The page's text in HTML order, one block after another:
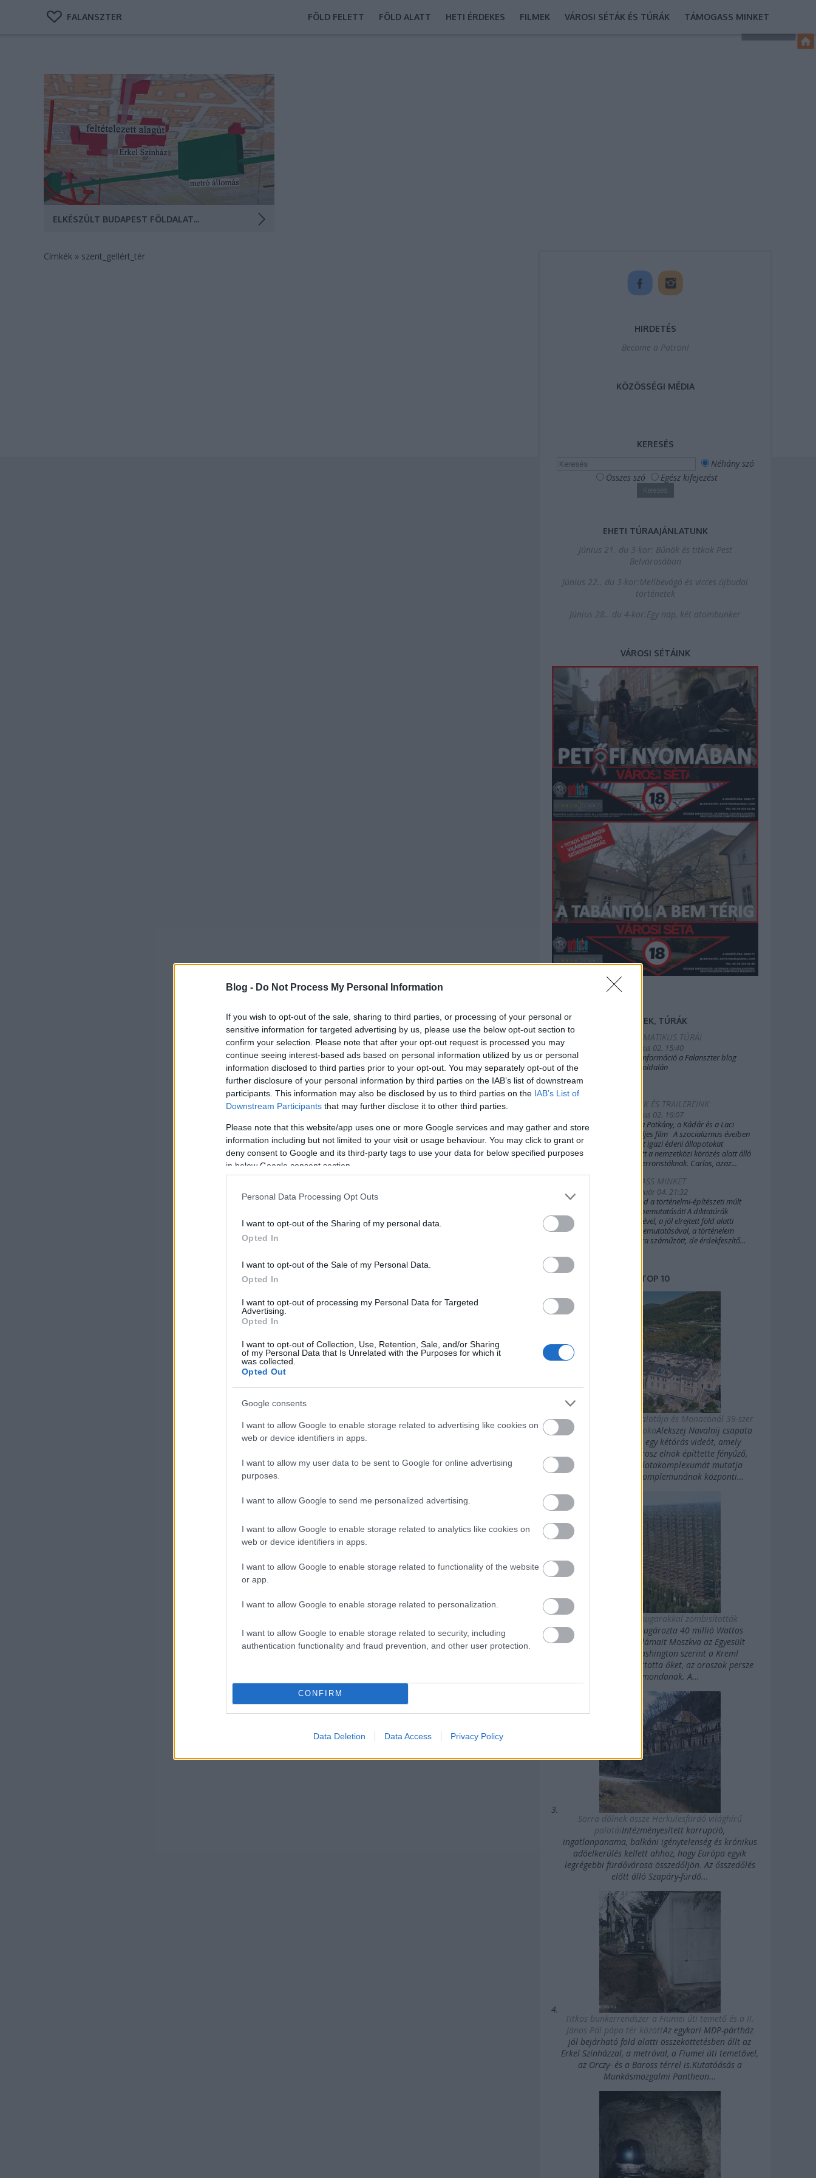
Blog - Do Not Process My Personal Information
If you wish to opt-out of the sale, sharing to third parties, or processing of your personal or
sensitive information for targeted advertising by us, please use the below opt-out section to
confirm your selection. Please note that after your opt-out request is processed you may
continue seeing interest-based ads based on personal information utilized by us or personal
information disclosed to third parties prior to your opt-out. You may separately opt-out of the
further disclosure of your personal information by third parties on the IAB’s list of downstream
participants. This information may also be disclosed by us to third parties on the IAB’s List of
Downstream Participants that may further disclose it to other third parties.
Please note that this website/app uses one or more Google services and may gather and store
information including but not limited to your visit or usage behaviour. You may click to grant or
deny consent to Google and its third-party tags to use your data for below specified purposes
in below Google consent section.
Personal Data Processing Opt Outs
I want to opt-out of the Sharing of my personal data.
Opted In
I want to opt-out of the Sale of my Personal Data.
Opted In
I want to opt-out of processing my Personal Data for Targeted
Advertising.
Opted In
I want to opt-out of Collection, Use, Retention, Sale, and/or Sharing
of my Personal Data that Is Unrelated with the Purposes for which it
was collected.
Opted Out
Google consents
I want to allow Google to enable storage related to advertising like cookies on
web or device identifiers in apps.
I want to allow my user data to be sent to Google for online advertising
purposes.
I want to allow Google to send me personalized advertising.
I want to allow Google to enable storage related to analytics like cookies on
web or device identifiers in apps.
I want to allow Google to enable storage related to functionality of the website
or app.
I want to allow Google to enable storage related to personalization.
I want to allow Google to enable storage related to security, including
authentication functionality and fraud prevention, and other user protection.
CONFIRM
Data Deletion Data Access Privacy Policy
FALANSZTER FÖLD FELETT FÖLD ALATT HETI ÉRDEKES FILMEK VÁROSI SÉTÁK ÉS TÚRÁK TÁMOGASS MINKET
Az interaktív térképen nemcsak Horthy
kormányóvóhelye, Rákosi atombunkere, a Gellérthegy
járatai, hanem számos olyan objektum is szerepel,
amelyeket a katonaság még ma is használ.
ELKÉSZÜLT BUDAPEST FÖLDALATTI VILÁGA 3D-BEN
Címkék » szent_gellért_tér
HIRDETÉS
Become a Patron!
KÖZÖSSÉGI MÉDIA
KERESÉS
Néhány szó
Összes szó
Egész kifejezést
EHETI TÚRAAJÁNLATUNK
Június 21. du 3-kor: Bűnök és titkok Pest
Belvárosában
Június 22.. du 3-kor:Mellbevágó és vicces újbudai
történetek
Június 28.. du 4-kor:Egy nap, két atombunker
VÁROSI SÉTÁINK
FILMEK, TÚRÁK
2025.TEMATIKUS TÚRÁI
2019. július 02. 15:40
Bővebb információ a Falanszter blog
oldal FB-oldalán
FILMEINK ÉS TRAILEREINK
2019. július 02. 16:07
A Sakál, a Patkány, a Kádár és a Laci
(2022) teljes film A szocializmus éveiben
Budapest igazi édeni állapotokat
biztosított a nemzetközi körözés alatt álló
külföldi terroristáknak. Carlos, azaz...
TÁMOGASS MINKET
2020. január 04. 21:32
Támogasd a történelmi-építészeti múlt
további bemutatását! A diktatúrák
építészetével, a jól elrejtett föld alatti
világok bemutatásával, a történelem
margójára száműzött, de érdekfeszítő...
TOP 10
Putyin titkos luxuspalotája és Monacónál 39-szer
nagyobb magánbirtokaAlekszej Navalnij csapata
kedden közzétett egy kétórás videót, amely
Vlagyimir Putyin orosz elnök építtette fényűző,
Fekete-tengeri palotakomplexumát mutatja
be.Putyin palotakomplemunának központi...
Az oroszok gigasugarakkal zombisították
10 évig sugározta 40 millió Wattos
erősségű rövidhullámait Moszkva az Egyesült
Államok felé. Washington szerint a Kreml
agykontroll alatt tartotta őket, az oroszok persze
mást mondanak. A...
Sorra dőlnek össze Herkulesfürdő világhírű
palotáiIntézményesített korrupció,
ingatlanpanama, balkáni igénytelenség és krónikus
adóelkerülés kellett ahhoz, hogy Európa egyik
legrégebbi fürdővárosa összedőljön. Az ősszedőlés
előtt álló Szapáry-fürdő...
Titkos bunkerrendszer a Fiumei úti temető és a II.
János Pál pápa tér közöttAz egykori MDP-pártház
jól bejárható föld alatti összeköttetésben állt az
Erkel Színházzal, a metróval, a Fiumei úti temetővel,
az Orczy- és a Baross térrel is.Kutatóásás a
Munkásmozgalmi Pantheon...